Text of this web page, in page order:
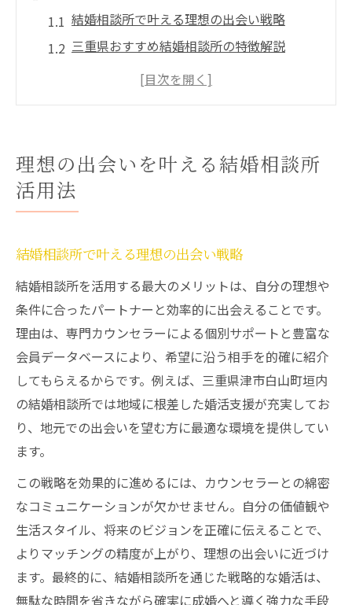
結婚相談所で叶える理想の出会い戦略
三重県おすすめ結婚相談所の特徴解説
結婚相談所で1番モテる年齢を活用する方法
三重県津市白山町で注目される提携サービス
結婚相談所の提携サービス活用術とは
三重県津市の提携先活用で婚活が加速
婚活サポートが充実した結婚相談所選び
無料相談を活用した結婚相談所体験談
短期間成婚を目指す婚活の新常識とは
結婚相談所で短期間成婚を叶える秘訣
婚活3ヶ月ルールの正しい活かし方
結婚相談所で人気の年齢層を徹底解説
短期間で成果を出す結婚相談所の選び方
成婚率アップに結婚相談所が果たす役割
成婚率を高める結婚相談所活用のコツ
結婚相談所の選び方で成婚率が変わる理由
結婚相談所のカウンセラーが行うサポート
三重県で成婚率が高い結婚相談所の特徴
理想の出会いを叶える結婚相談所
活用法
結婚相談所で叶える理想の出会い戦略
結婚相談所を活用する最大のメリットは、自分の理想や
条件に合ったパートナーと効率的に出会えることです。
理由は、専門カウンセラーによる個別サポートと豊富な
会員データベースにより、希望に沿う相手を的確に紹介
してもらえるからです。例えば、三重県津市白山町垣内
の結婚相談所では地域に根差した婚活支援が充実してお
り、地元での出会いを望む方に最適な環境を提供してい
ます。
この戦略を効果的に進めるには、カウンセラーとの綿密
なコミュニケーションが欠かせません。自分の価値観や
生活スタイル、将来のビジョンを正確に伝えることで、
よりマッチングの精度が上がり、理想の出会いに近づけ
ます。最終的に、結婚相談所を通じた戦略的な婚活は、
無駄な時間を省きながら確実に成婚へと導く強力な手段